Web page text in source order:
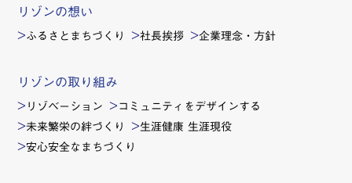
リゾンの想い
ふるさとまちづくり 社長挨拶 企業理念・方針
リゾンの取り組み
リゾベーション コミュニティをデザインする
未来繁栄の絆づくり 生涯健康 生涯現役
安心安全なまちづくり